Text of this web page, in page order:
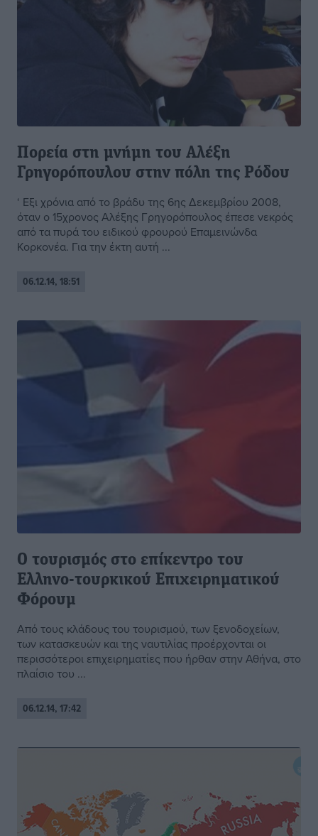
Πορεία στη μνήμη του Αλέξη
Γρηγορόπουλου στην πόλη της Ρόδου
‘ Εξι χρόνια από το βράδυ της 6ης Δεκεμβρίου 2008,
όταν ο 15χρονος Αλέξης Γρηγορόπουλος έπεσε νεκρός
από τα πυρά του ειδικού φρουρού Επαμεινώνδα
Κορκονέα. Για την έκτη αυτή ...
06.12.14, 18:51
Ο τουρισμός στο επίκεντρο του
Ελληνο-τουρκικού Επιχειρηματικού
Φόρουμ
Από τους κλάδους του τουρισμού, των ξενοδοχείων,
των κατασκευών και της ναυτιλίας προέρχονται οι
περισσότεροι επιχειρηματίες που ήρθαν στην Αθήνα, στο
πλαίσιο του ...
06.12.14, 17:42